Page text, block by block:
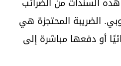
الضريبة المحتجزة هي
أو دفعها مباشرة إلى